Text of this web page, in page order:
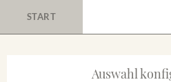
START
Auswahl